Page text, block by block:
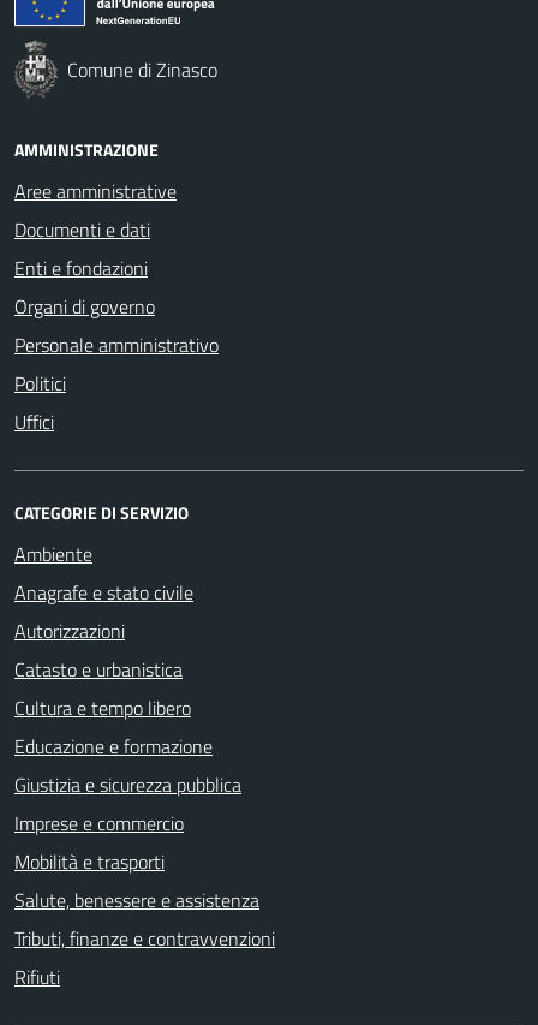
Comune di Zinasco
AMMINISTRAZIONE
Aree amministrative
Documenti e dati
Enti e fondazioni
Organi di governo
Personale amministrativo
Politici
Uffici
CATEGORIE DI SERVIZIO
Ambiente
Anagrafe e stato civile
Autorizzazioni
Catasto e urbanistica
Cultura e tempo libero
Educazione e formazione
Giustizia e sicurezza pubblica
Imprese e commercio
Mobilità e trasporti
Salute, benessere e assistenza
Tributi, finanze e contravvenzioni
Rifiuti